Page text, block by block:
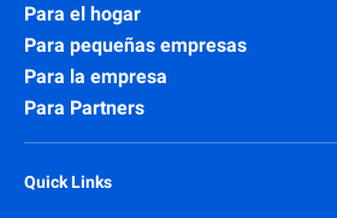
Para el hogar
Para pequeñas empresas
Para la empresa
Para Partners
Quick Links